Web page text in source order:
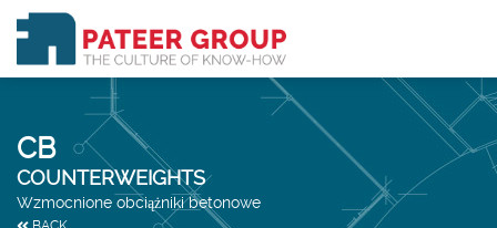
CB
COUNTERWEIGHTS
Wzmocnione obciążniki betonowe